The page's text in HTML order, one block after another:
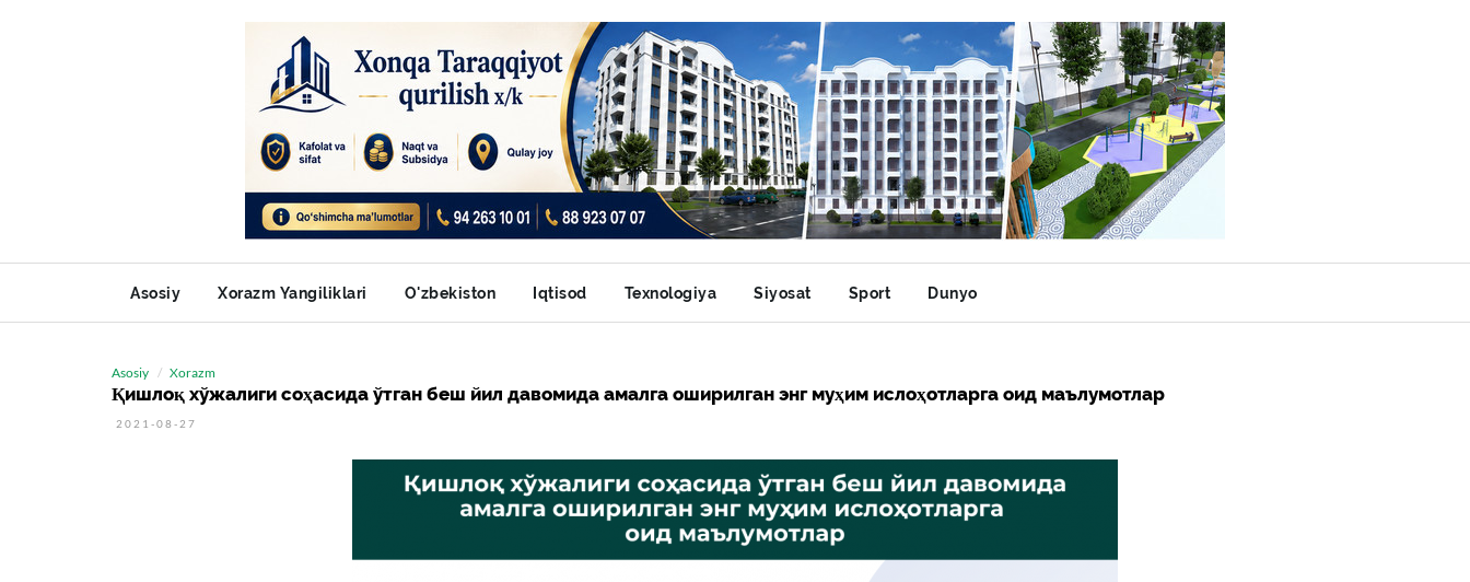
Asosiy Xorazm Yangiliklari O'zbekiston Iqtisod Texnologiya Siyosat Sport Dunyo
Asosiy Xorazm
Қишлоқ хўжалиги соҳасида ўтган беш йил давомида амалга оширилган энг муҳим ислоҳотларга оид маълумотлар
2021-08-27